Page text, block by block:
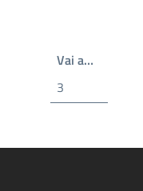
pagina
Vai a…